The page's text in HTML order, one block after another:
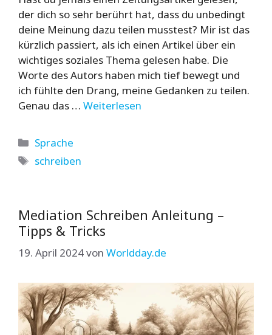
der dich so sehr berührt hat, dass du unbedingt
deine Meinung dazu teilen musstest? Mir ist das
kürzlich passiert, als ich einen Artikel über ein
wichtiges soziales Thema gelesen habe. Die
Worte des Autors haben mich tief bewegt und
ich fühlte den Drang, meine Gedanken zu teilen.
Genau das … Weiterlesen
Kategorien
Sprache
Schlagwörter
schreiben
Mediation Schreiben Anleitung –
Tipps & Tricks
19. April 2024von Worldday.de